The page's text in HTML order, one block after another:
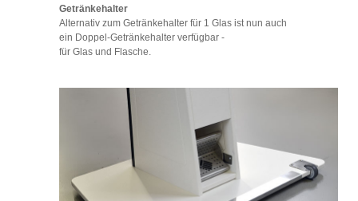
Getränkehalter
Alternativ zum Getränkehalter für 1 Glas ist nun auch
ein Doppel-Getränkehalter verfügbar -
für Glas und Flasche.